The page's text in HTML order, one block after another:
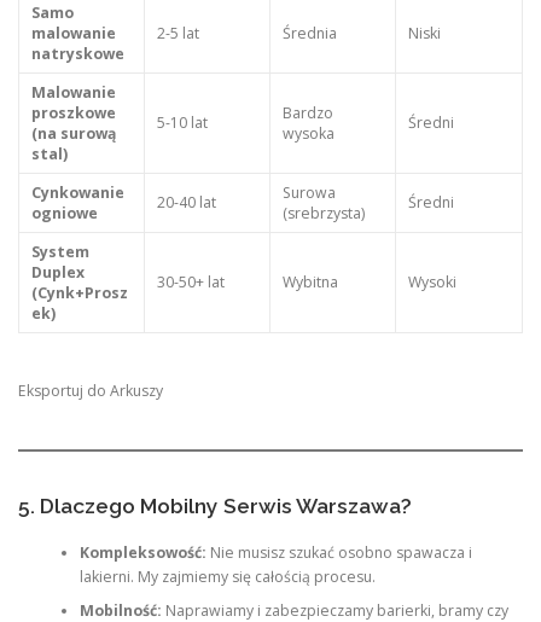
Samo
malowanie
natryskowe
2-5 lat Średnia Niski
Malowanie
proszkowe
(na surową
stal)
5-10 lat
Bardzo
wysoka
Średni
Cynkowanie
ogniowe
20-40 lat
Surowa
(srebrzysta)
Średni
System
Duplex
(Cynk+Prosz
ek)
30-50+ lat Wybitna Wysoki
Eksportuj do Arkuszy
5. Dlaczego Mobilny Serwis Warszawa?
Kompleksowość: Nie musisz szukać osobno spawacza i
lakierni. My zajmiemy się całością procesu.
Mobilność: Naprawiamy i zabezpieczamy barierki, bramy czy